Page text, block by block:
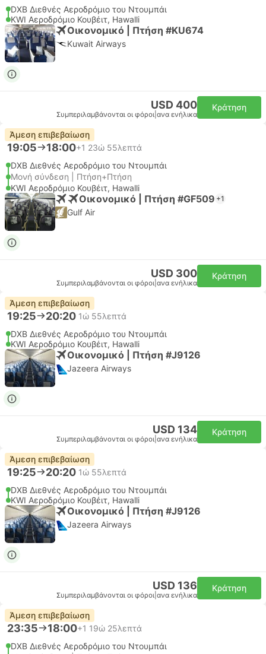
DXB Διεθνές Αεροδρόμιο του Ντουμπάι
KWI Αεροδρόμιο Κουβέιτ, Hawalli
Οικονομικό | Πτήση #KU674
Kuwait Airways
USD 400
Συμπεριλαμβάνονται οι φόροι ανα ενήλικα
Κράτηση
Άμεση επιβεβαίωση
19:05 18:00+1 23ώ 55λεπτά
DXB Διεθνές Αεροδρόμιο του Ντουμπάι
Μονή σύνδεση | Πτήση+Πτήση
KWI Αεροδρόμιο Κουβέιτ, Hawalli
Οικονομικό | Πτήση #GF509 +1
Gulf Air
USD 300
Συμπεριλαμβάνονται οι φόροι ανα ενήλικα
Κράτηση
Άμεση επιβεβαίωση
19:25 20:20 1ώ 55λεπτά
DXB Διεθνές Αεροδρόμιο του Ντουμπάι
KWI Αεροδρόμιο Κουβέιτ, Hawalli
Οικονομικό | Πτήση #J9126
Jazeera Airways
USD 134
Συμπεριλαμβάνονται οι φόροι ανα ενήλικα
Κράτηση
Άμεση επιβεβαίωση
19:25 20:20 1ώ 55λεπτά
DXB Διεθνές Αεροδρόμιο του Ντουμπάι
KWI Αεροδρόμιο Κουβέιτ, Hawalli
Οικονομικό | Πτήση #J9126
Jazeera Airways
USD 136
Συμπεριλαμβάνονται οι φόροι ανα ενήλικα
Κράτηση
Άμεση επιβεβαίωση
23:35 18:00+1 19ώ 25λεπτά
DXB Διεθνές Αεροδρόμιο του Ντουμπάι